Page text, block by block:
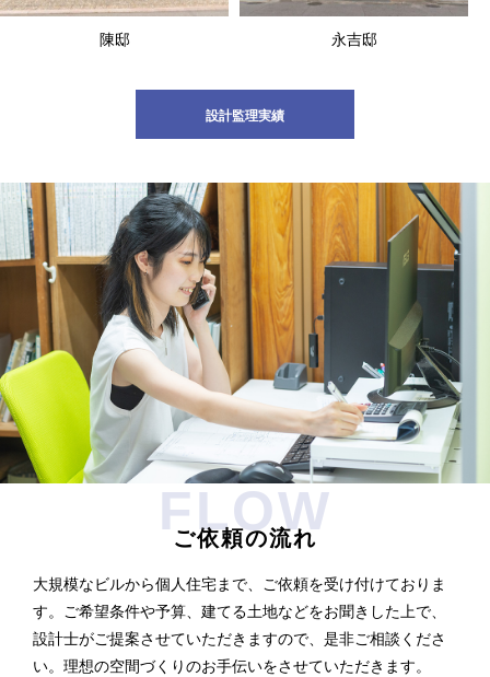
陳邸 永吉邸
設計監理実績
FLOW
ご依頼の流れ
大規模なビルから個人住宅まで、ご依頼を受け付けておりま
す。ご希望条件や予算、建てる土地などをお聞きした上で、
設計士がご提案させていただきますので、是非ご相談くださ
い。理想の空間づくりのお手伝いをさせていただきます。